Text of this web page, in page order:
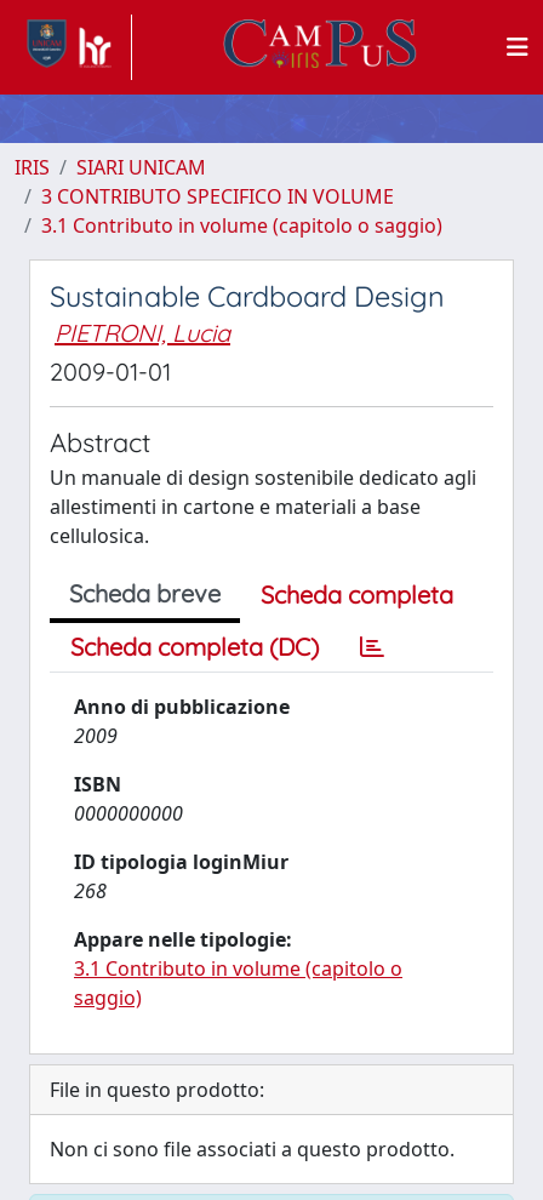
IRIS
SIARI UNICAM
3 CONTRIBUTO SPECIFICO IN VOLUME
3.1 Contributo in volume (capitolo o saggio)
Sustainable Cardboard Design
PIETRONI, Lucia
2009-01-01
Abstract
Un manuale di design sostenibile dedicato agli
allestimenti in cartone e materiali a base
cellulosica.
Scheda breve
Scheda completa
Scheda completa (DC)
Anno di pubblicazione
2009
ISBN
0000000000
ID tipologia loginMiur
268
Appare nelle tipologie:
3.1 Contributo in volume (capitolo o
saggio)
File in questo prodotto:
Non ci sono file associati a questo prodotto.